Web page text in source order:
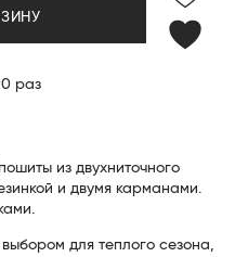
раз
из двухниточного
и двумя карманами.
для теплого сезона,